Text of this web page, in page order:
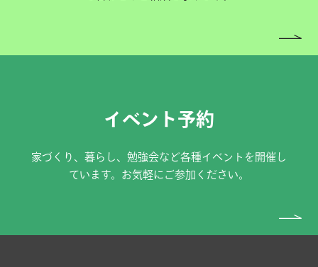
イベント予約
家づくり、暮らし、勉強会など各種イベントを開催し
ています。お気軽にご参加ください。